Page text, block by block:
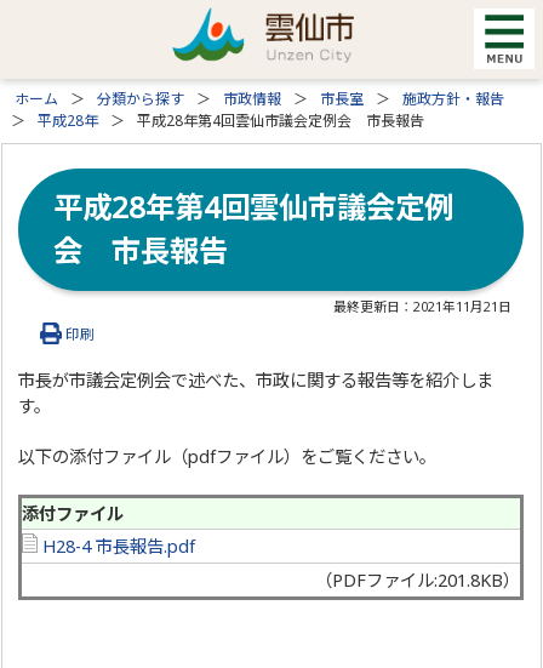
ホーム 分類から探す 市政情報 市長室
施政方針・報告
平成28年
平成28年第4回雲仙市議会定例会 市長報告
平成28年第4回雲仙市議会定例
会 市長報告
最終更新日：2021年11月21日
印刷
市長が市議会定例会で述べた、市政に関する報告等を紹介しま
す。
以下の添付ファイル（pdfファイル）をご覧ください。
添付ファイル
H28-4 市長報告.pdf
（PDFファイル:201.8KB）